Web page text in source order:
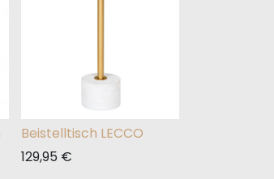
Beistelltisch LECCO
129,95 €